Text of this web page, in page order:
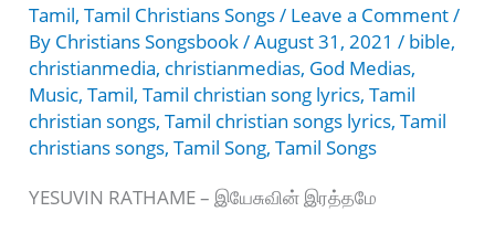
Tamil,Tamil Christians Songs/ Leave a Comment/
By Christians Songsbook/August 31, 2021/ bible,
christianmedia, christianmedias, God Medias,
Music,Tamil,Tamil christian song lyrics,Tamil
christian songs,Tamil christian songs lyrics,Tamil
christians songs,Tamil Song,Tamil Songs
YESUVIN RATHAME – இயேசுவின் இரத்தமே